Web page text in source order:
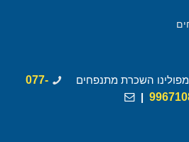
השכרת מתנפחים
077-
|